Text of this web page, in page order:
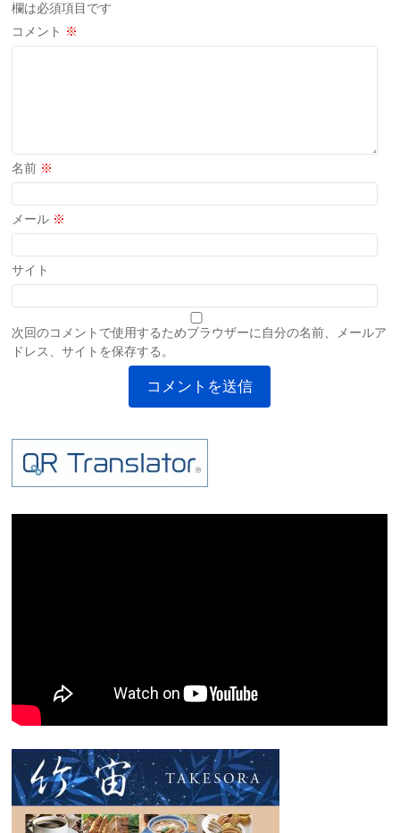
欄は必須項目です
コメント ※
名前 ※
メール ※
サイト
次回のコメントで使用するためブラウザーに自分の名前、メールア
ドレス、サイトを保存する。